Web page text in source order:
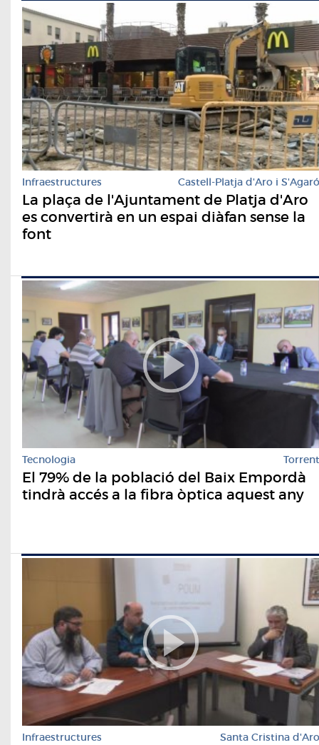
Infraestructures Castell-Platja d'Aro i S'Agaró
La plaça de l'Ajuntament de Platja d'Aro
es convertirà en un espai diàfan sense la
font
Tecnologia Torrent
El 79% de la població del Baix Empordà
tindrà accés a la fibra òptica aquest any
Infraestructures Santa Cristina d'Aro